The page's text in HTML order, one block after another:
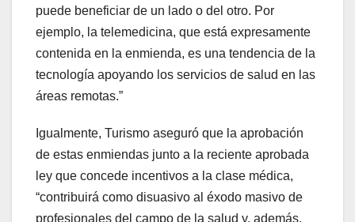
puede beneficiar de un lado o del otro. Por
ejemplo, la telemedicina, que está expresamente
contenida en la enmienda, es una tendencia de la
tecnología apoyando los servicios de salud en las
áreas remotas.”
Igualmente, Turismo aseguró que la aprobación
de estas enmiendas junto a la reciente aprobada
ley que concede incentivos a la clase médica,
“contribuirá como disuasivo al éxodo masivo de
profesionales del campo de la salud y, además,